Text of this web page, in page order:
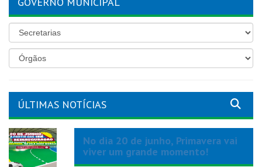
ÚLTIMAS NOTÍCIAS
No dia 20 de junho, Primavera vai
viver um grande momento!